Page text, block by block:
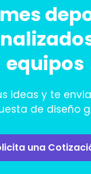
equipos
ideas y te
de diseño
una